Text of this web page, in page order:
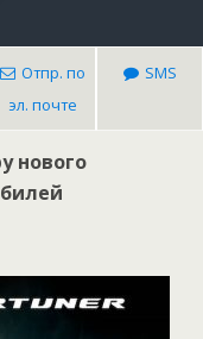
Отпр. по
эл. почте
SMS
нового